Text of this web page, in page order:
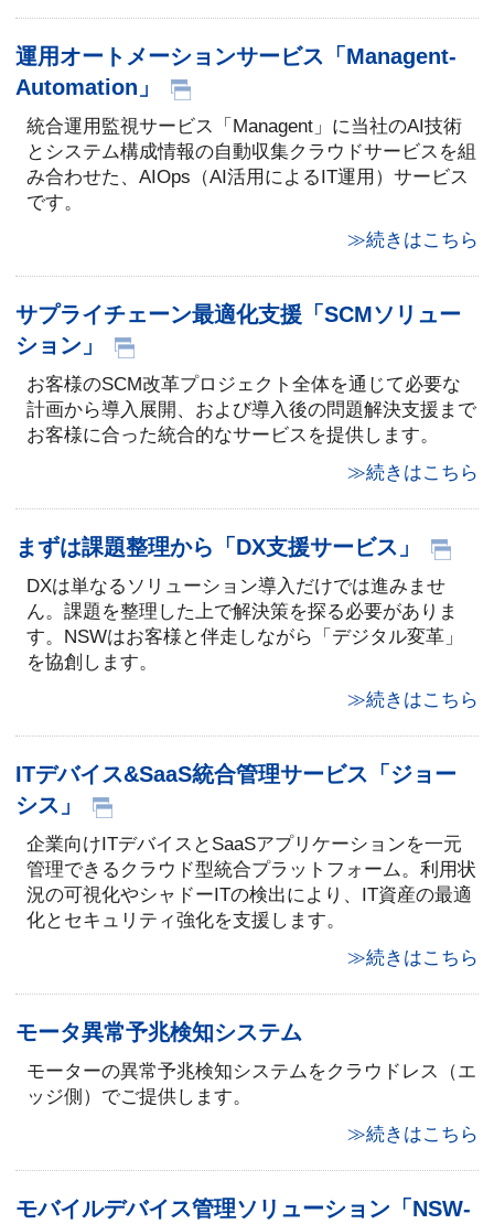
運用オートメーションサービス「Managent-
Automation」
統合運用監視サービス「Managent」に当社のAI技術
とシステム構成情報の自動収集クラウドサービスを組
み合わせた、AIOps（AI活用によるIT運用）サービス
です。
≫続きはこちら
サプライチェーン最適化支援「SCMソリュー
ション」
お客様のSCM改革プロジェクト全体を通じて必要な
計画から導入展開、および導入後の問題解決支援まで
お客様に合った統合的なサービスを提供します。
≫続きはこちら
まずは課題整理から「DX支援サービス」
DXは単なるソリューション導入だけでは進みませ
ん。課題を整理した上で解決策を探る必要がありま
す。NSWはお客様と伴走しながら「デジタル変革」
を協創します。
≫続きはこちら
ITデバイス&SaaS統合管理サービス「ジョー
シス」
企業向けITデバイスとSaaSアプリケーションを一元
管理できるクラウド型統合プラットフォーム。利用状
況の可視化やシャドーITの検出により、IT資産の最適
化とセキュリティ強化を支援します。
≫続きはこちら
モータ異常予兆検知システム
モーターの異常予兆検知システムをクラウドレス（エ
ッジ側）でご提供します。
≫続きはこちら
モバイルデバイス管理ソリューション「NSW-